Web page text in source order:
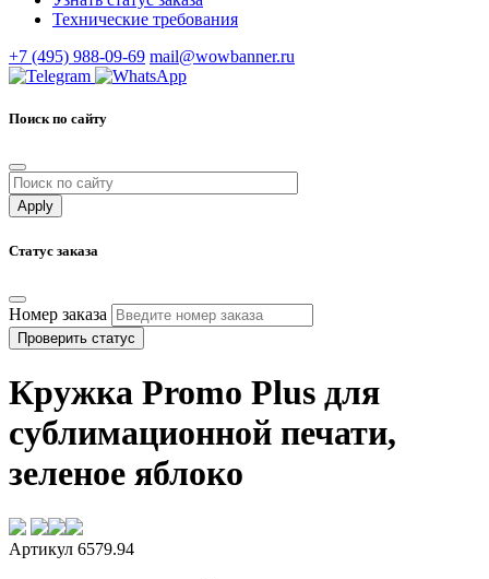
Технические требования
+7 (495) 988-09-69 mail@wowbanner.ru
Поиск по сайту
Статус заказа
Номер заказа
Проверить статус
Кружка Promo Plus для
сублимационной печати,
зеленое яблоко
Артикул 6579.94